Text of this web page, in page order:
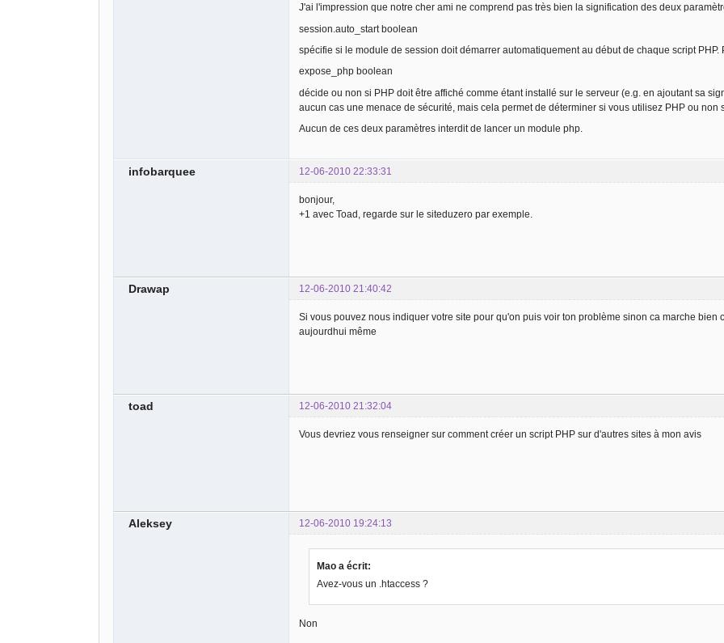
J'ai l'impression que notre cher ami ne comprend pas très bien la signification des deux
session.auto_start boolean
spécifie si le module de session doit démarrer automatiquement au début de chaque script PHP.
expose_php boolean
décide ou non si PHP doit être affiché comme étant installé sur le serveur (e.g. en ajoutant sa
aucun cas une menace de sécurité, mais cela permet de déterminer si vous utilisez PHP ou non
Aucun de ces deux paramètres interdit de lancer un module php.
infobarquee 12-06-2010 22:33:31
bonjour,
+1 avec Toad, regarde sur le siteduzero par exemple.
Drawap 12-06-2010 21:40:42
Si vous pouvez nous indiquer votre site pour qu'on puis voir ton problème sinon ca marche bien
aujourdhui même
toad 12-06-2010 21:32:04
Vous devriez vous renseigner sur comment créer un script PHP sur d'autres sites à mon avis
Aleksey 12-06-2010 19:24:13
Mao a écrit:
Avez-vous un .htaccess ?
Non